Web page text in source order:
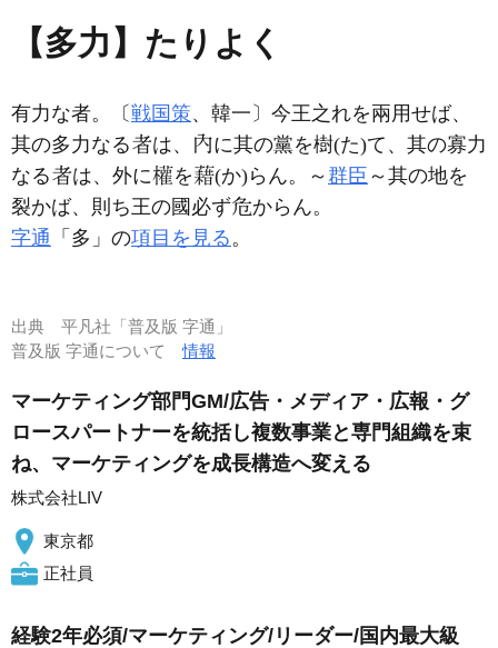
【多力】たりよく
有力な者。〔 戦国策、韓一〕今王之れを兩用せば、
其の多力なる
は、
に其の黨を樹(た)て、其の寡力
なる
は、外に を (か)らん。～ 群臣 ～其の地を
裂かば、則ち王の國必ず
からん。
字通 「多」の項目を見る。
出典 平凡社「普及版 字通」
普及版 字通について情報
マーケティング部門GM/広告・メディア・広報・グ
ロースパートナーを統括し複数事業と専門組織を束
ね、マーケティングを成長構造へ変える
株式会社LIV
東京都
正社員
経験2年必須/マーケティング/リーダー/国内最大級